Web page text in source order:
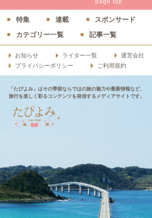
特集 連載
スポンサード
カテゴリー一覧
記事一覧
お知らせ ライター一覧
運営会社
プライバシーポリシー
ご利用規約
「たびよみ」はその季節ならではの旅の魅力や最新情報など、
旅行を楽しく彩るコンテンツを発信するメディアサイトです。